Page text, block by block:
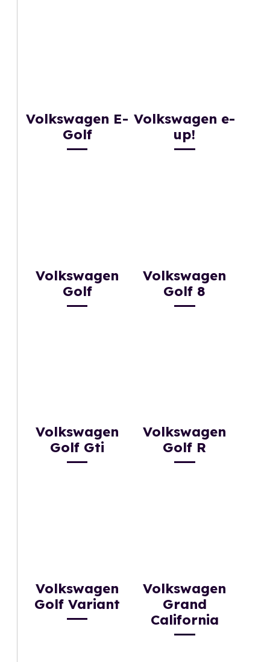
Volkswagen E-
Golf
Volkswagen e-
up!
Volkswagen
Golf
Volkswagen
Golf 8
Volkswagen
Golf Gti
Volkswagen
Golf R
Volkswagen
Golf Variant
Volkswagen
Grand
California